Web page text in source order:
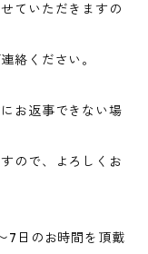
ていただきますの
絡ください。
お返事できない場
ので、よろしくお
7日のお時間を頂戴